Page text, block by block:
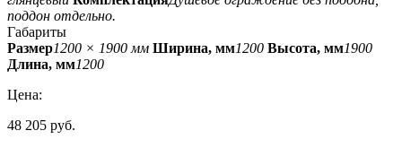
поддон отдельно.
Габариты
Размер1200 × 1900 мм Ширина, мм1200 Высота, мм1900
Длина, мм1200
Цена:
48 205 руб.